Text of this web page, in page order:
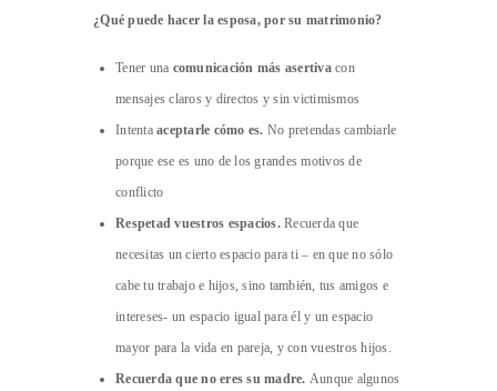
¿Qué puede hacer la esposa, por su matrimonio?
Tener una comunicación más asertivacon
mensajes claros y directos y sin victimismos
Intenta aceptarle cómo es. No pretendas cambiarle
porque ese es uno de los grandes motivos de
conflicto
Respetad vuestros espacios.Recuerda que
necesitas un cierto espacio para ti – en que no sólo
cabe tu trabajo e hijos, sino también, tus amigos e
intereses- un espacio igual para él y un espacio
mayor para la vida en pareja, y con vuestros hijos.
Recuerda que no eres su madre. Aunque algunos